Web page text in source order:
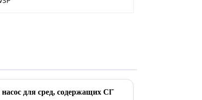
для сред, содержащих Cl⁻